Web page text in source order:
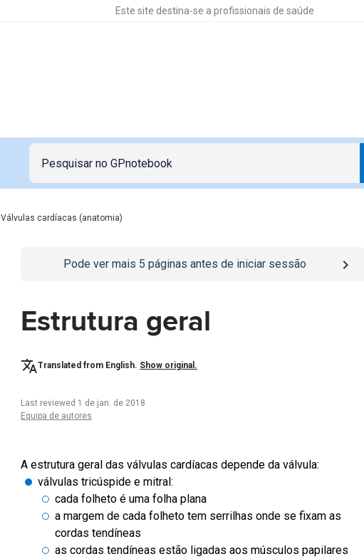
Este site destina-se a profissionais de saúde
Válvulas cardíacas (anatomia)
/sign-inpage
Pode ver mais 5 páginas antes de iniciar sessão
Estrutura geral
Translated from English. Show original.
Last reviewed 1 de jan. de 2018
Equipa de autores
A estrutura geral das válvulas cardíacas depende da válvula:
válvulas tricúspide e mitral:
cada folheto é uma folha plana
a margem de cada folheto tem serrilhas onde se fixam as
cordas tendíneas
as cordas tendíneas estão ligadas aos músculos papilares